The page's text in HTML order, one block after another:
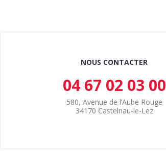
NOUS CONTACTER
04 67 02 03 00
580, Avenue de l’Aube Rouge
34170 Castelnau-le-Lez